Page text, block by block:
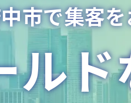
中市で集客
ル